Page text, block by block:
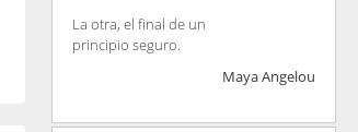
La otra, el final de un
principio seguro.
Maya Angelou